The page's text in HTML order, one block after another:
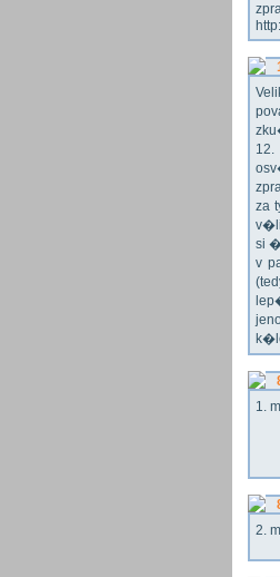
za
si
v
1.
2.